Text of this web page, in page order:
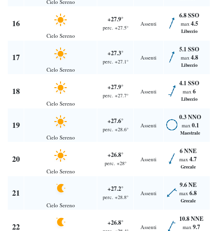
Cielo Sereno
16
Cielo Sereno
+27.9°
perc. +27.5°
Assenti
6.8 SSO
max 4.5
Libeccio
17
Cielo Sereno
+27.3°
perc. +27.1°
Assenti
5.1 SSO
max 4.8
Libeccio
18
Cielo Sereno
+27.9°
perc. +27.7°
Assenti
4.1 SSO
max 6
Libeccio
19
Cielo Sereno
+27.6°
perc. +28.6°
Assenti
0.3 NNO
max 0.1
Maestrale
20
Cielo Sereno
+26.8°
perc. +28°
Assenti
6 NNE
max 4.7
Grecale
21
Cielo Sereno
+27.2°
perc. +28.8°
Assenti
9.6 NE
max 6.8
Grecale
22 +26.8°
Assenti
10.8 NNE
max 9.7